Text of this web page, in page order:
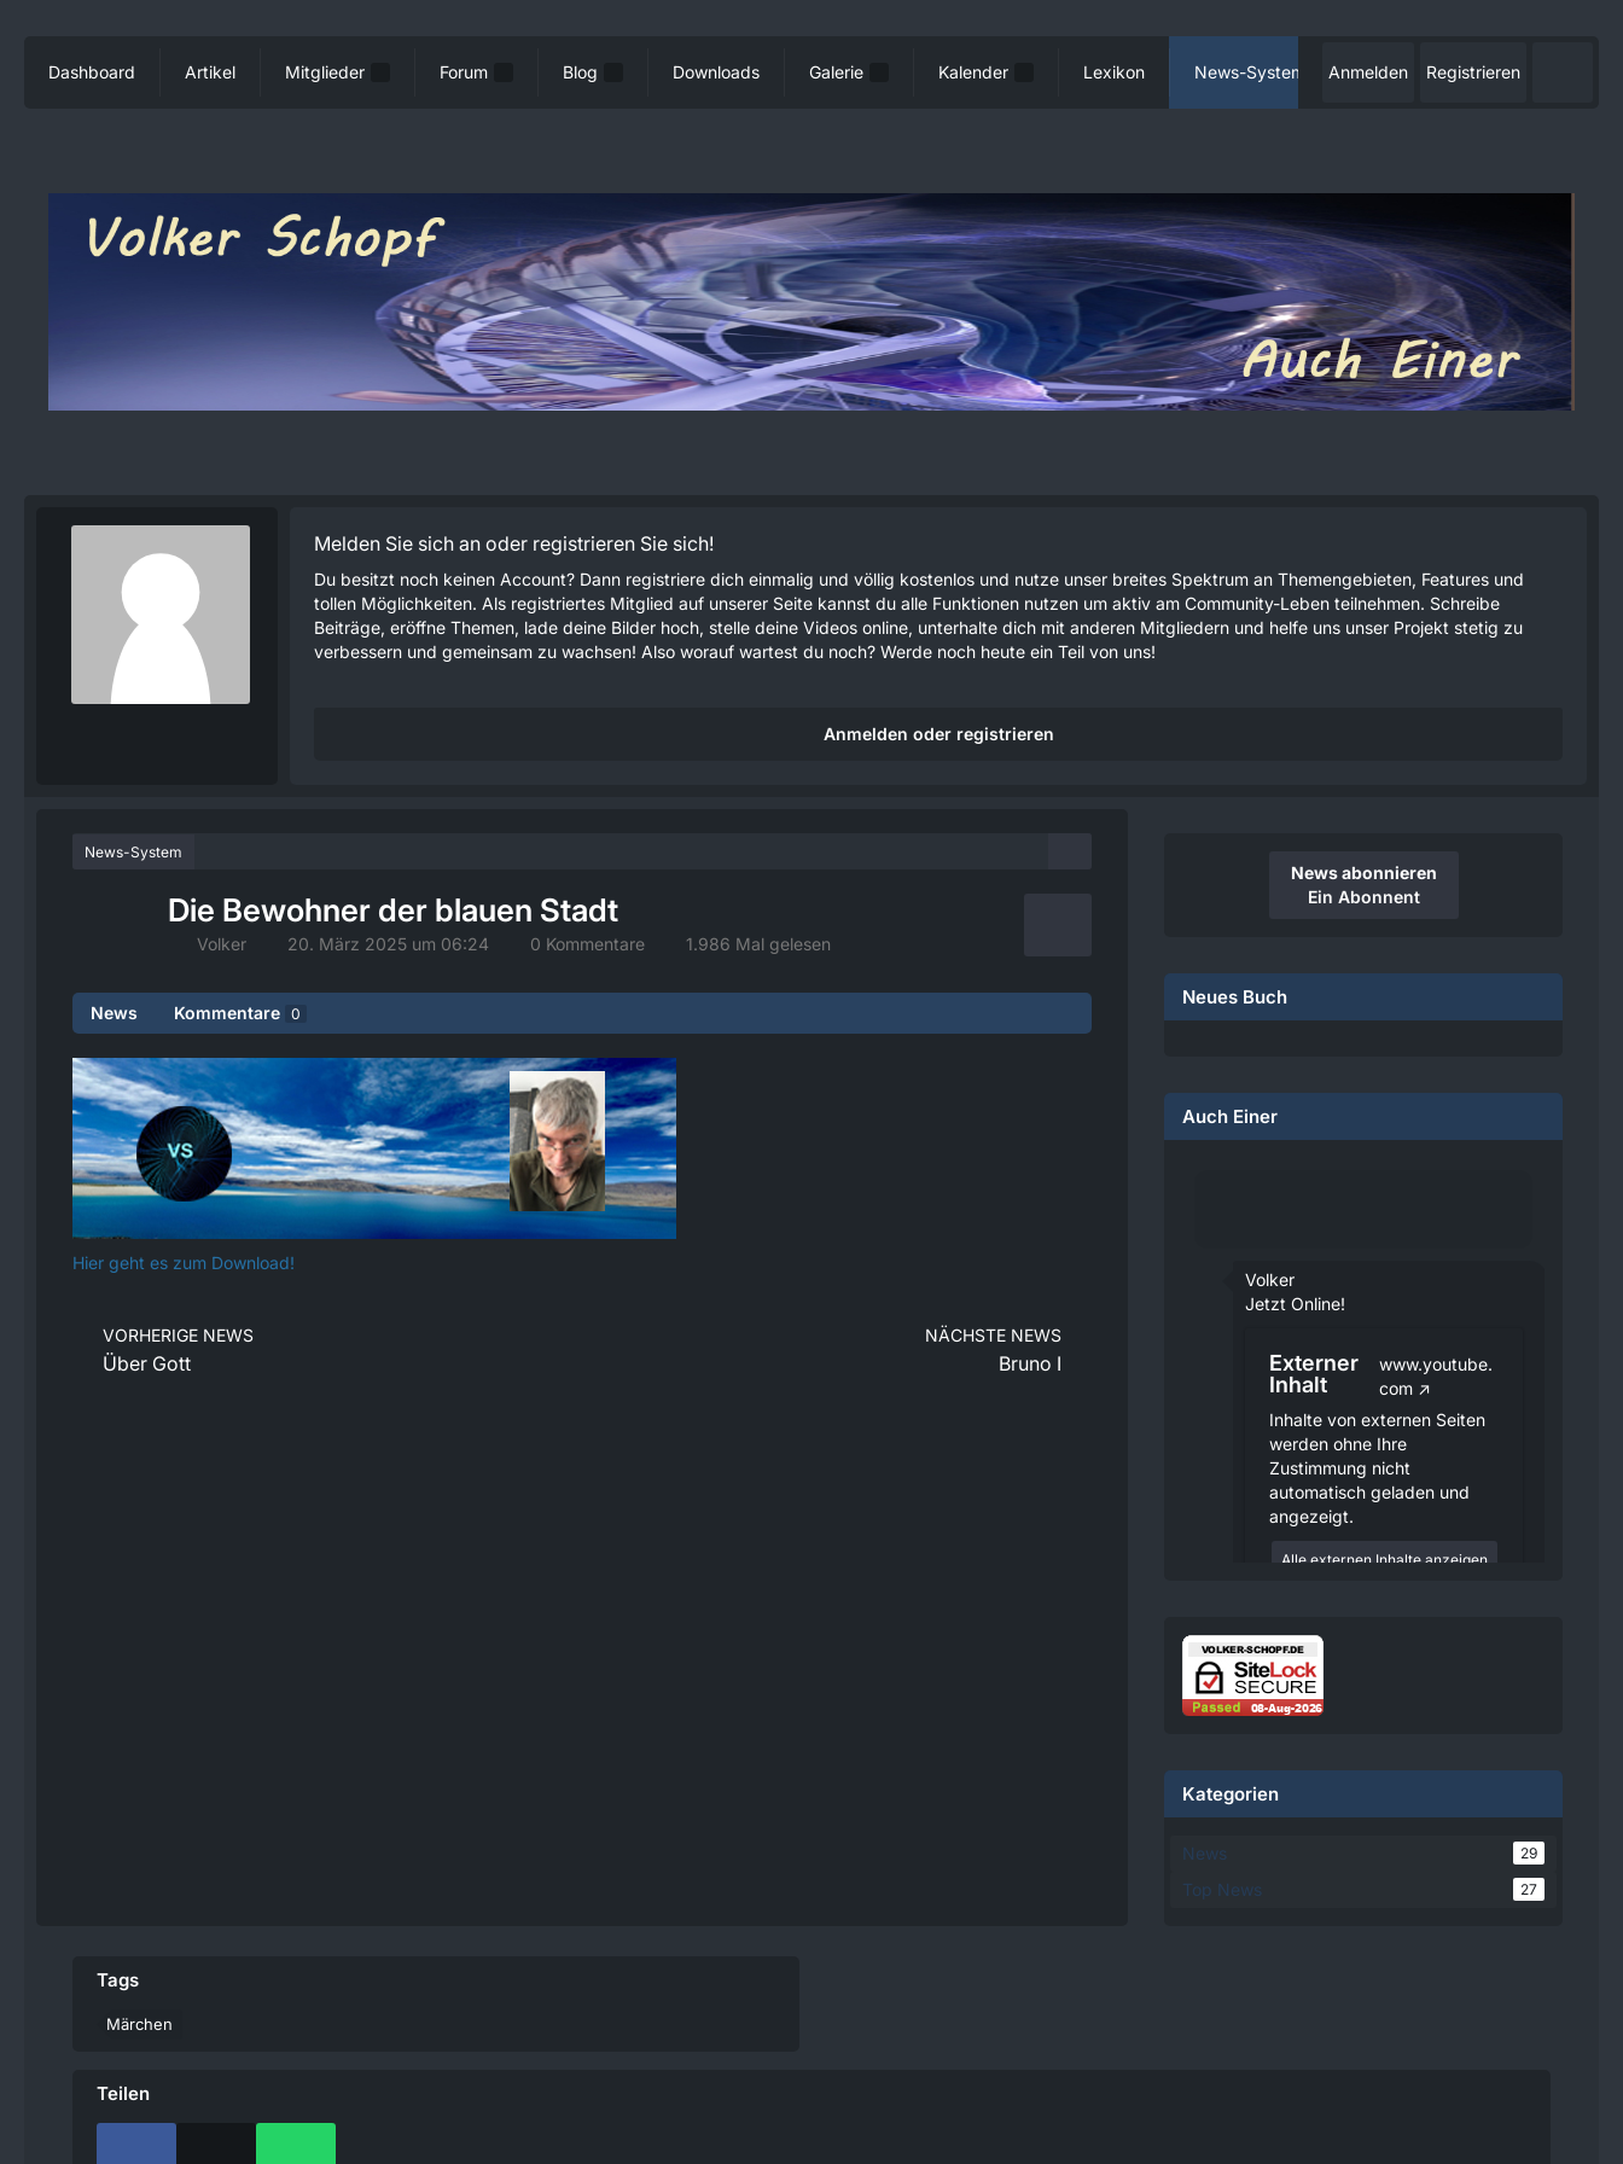
Dashboard Artikel Mitglieder Forum Blog Downloads Galerie Kalender Lexikon News-System Anmelden Registrieren
Melden Sie sich an oder registrieren Sie sich!
Du besitzt noch keinen Account? Dann registriere dich einmalig und völlig kostenlos und nutze unser breites Spektrum an Themengebieten, Features und
tollen Möglichkeiten. Als registriertes Mitglied auf unserer Seite kannst du alle Funktionen nutzen um aktiv am Community-Leben teilnehmen. Schreibe
Beiträge, eröffne Themen, lade deine Bilder hoch, stelle deine Videos online, unterhalte dich mit anderen Mitgliedern und helfe uns unser Projekt stetig zu
verbessern und gemeinsam zu wachsen! Also worauf wartest du noch? Werde noch heute ein Teil von uns!
Anmelden oder registrieren
News-System
Die Bewohner der blauen Stadt
Volker 20. März 2025 um 06:24 0 Kommentare 1.986 Mal gelesen
News Kommentare 0
Hier geht es zum Download!
VORHERIGE NEWS
Über Gott
NÄCHSTE NEWS
Bruno I
News abonnieren
Ein Abonnent
Neues Buch
Auch Einer
Volker
Jetzt Online!
Externer
Inhalt
www.youtube.
com
Inhalte von externen Seiten
werden ohne Ihre
Zustimmung nicht
automatisch geladen und
angezeigt.
Alle externen Inhalte anzeigen
damit einverstanden, dass
personenbezogene Daten an
Drittplattformen übermittelt
werden. Mehr Informationen
08:25
Jetzt Online!
Kategorien
News 29
Top News 27
Tags
Märchen
Teilen